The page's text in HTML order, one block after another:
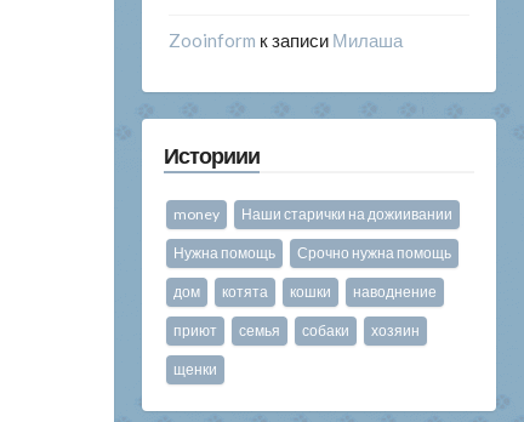
Zooinform к записи Милаша
Историии
money Наши старички на дожиивании
Нужна помощь Срочно нужна помощь
дом котята кошки наводнение
приют семья собаки хозяин
щенки